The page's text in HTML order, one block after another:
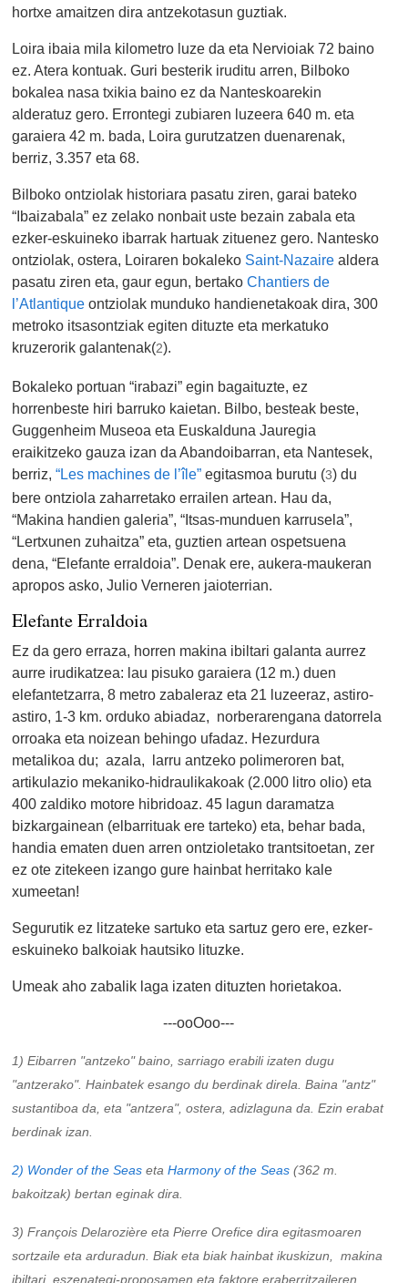
hortxe amaitzen dira antzekotasun guztiak.
Loira ibaia mila kilometro luze da eta Nervioiak 72 baino
ez. Atera kontuak. Guri besterik iruditu arren, Bilboko
bokalea nasa txikia baino ez da Nanteskoarekin
alderatuz gero. Errontegi zubiaren luzeera 640 m. eta
garaiera 42 m. bada, Loira gurutzatzen duenarenak,
berriz, 3.357 eta 68.
Bilboko ontziolak historiara pasatu ziren, garai bateko
“Ibaizabala” ez zelako nonbait uste bezain zabala eta
ezker-eskuineko ibarrak hartuak zituenez gero. Nantesko
ontziolak, ostera, Loiraren bokaleko Saint-Nazaire aldera
pasatu ziren eta, gaur egun, bertakoChantiers de
l’Atlantiqueontziolak munduko handienetakoak dira, 300
metroko itsasontziak egiten dituzte eta merkatuko
kruzerorik galantenak(2).
Bokaleko portuan “irabazi” egin bagaituzte, ez
horrenbeste hiri barruko kaietan. Bilbo, besteak beste,
Guggenheim Museoa eta Euskalduna Jauregia
eraikitzeko gauza izan da Abandoibarran, eta Nantesek,
berriz,“Les machines de l’île” egitasmoa burutu (3) du
bere ontziola zaharretako errailen artean. Hau da,
“Makina handien galeria”, “Itsas-munduen karrusela”,
“Lertxunen zuhaitza” eta, guztien artean ospetsuena
dena, “Elefante erraldoia”. Denak ere, aukera-maukeran
apropos asko, Julio Verneren jaioterrian.
Elefante Erraldoia
Ez da gero erraza, horren makina ibiltari galanta aurrez
aurre irudikatzea: lau pisuko garaiera (12 m.) duen
elefantetzarra, 8 metro zabaleraz eta 21 luzeeraz, astiro-
astiro, 1-3 km. orduko abiadaz, norberarengana datorrela
orroaka eta noizean behingo ufadaz. Hezurdura
metalikoa du; azala, larru antzeko polimeroren bat,
artikulazio mekaniko-hidraulikakoak (2.000 litro olio) eta
400 zaldiko motore hibridoaz. 45 lagun daramatza
bizkargainean (elbarrituak ere tarteko) eta, behar bada,
handia ematen duen arren ontzioletako trantsitoetan, zer
ez ote zitekeen izango gure hainbat herritako kale
xumeetan!
Segurutik ez litzateke sartuko eta sartuz gero ere, ezker-
eskuineko balkoiak hautsiko lituzke.
Umeak aho zabalik laga izaten dituzten horietakoa.
---ooOoo---
1) Eibarren "antzeko" baino, sarriago erabili izaten dugu
"antzerako". Hainbatek esango du berdinak direla. Baina "antz"
sustantiboa da, eta "antzera", ostera, adizlaguna da. Ezin erabat
berdinak izan.
2) Wonder of the Seas etaHarmony of the Seas (362 m.
bakoitzak) bertan eginak dira.
3) François Delarozière eta Pierre Orefice dira egitasmoaren
sortzaile eta arduradun. Biak eta biak hainbat ikuskizun, makina
ibiltari, eszenategi-proposamen eta faktore eraberritzaileren